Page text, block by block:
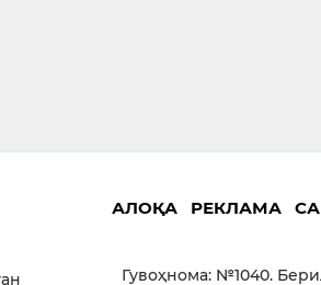
АЛОҚА РЕКЛАМА
Гувоҳнома: №1040.